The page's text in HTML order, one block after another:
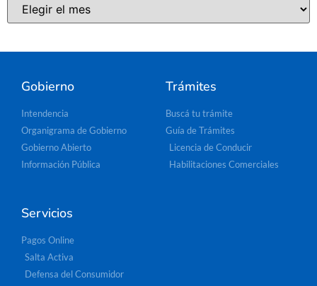
Gobierno
Intendencia
Organigrama de Gobierno
Gobierno Abierto
Información Pública
Trámites
Buscá tu trámite
Guía de Trámites
Licencia de Conducir
Habilitaciones Comerciales
Servicios
Pagos Online
Salta Activa
Defensa del Consumidor